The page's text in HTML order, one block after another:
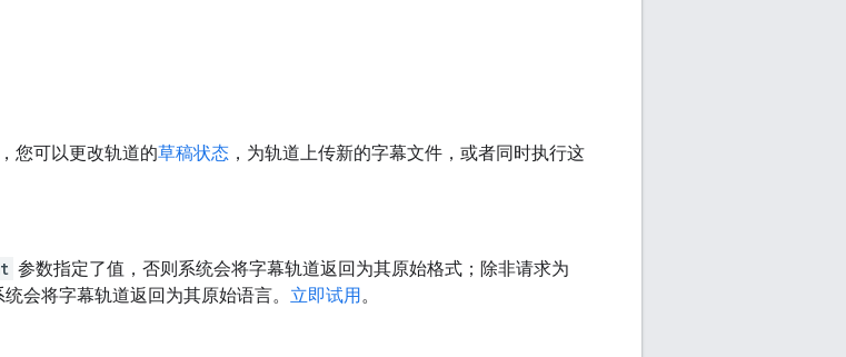
您可以更改轨道的草稿状态 ，为轨道上传新的字幕文件，或者同时执行这
参数指定了值，否则系统会将字幕轨道返回为其原始格式；除非请求为
会将字幕轨道返回为其原始语言。 立即试用。